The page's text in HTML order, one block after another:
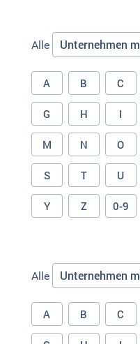
Alle Unternehmen
A B C
G H I
M N O
S T U
Y Z 0-9
Alle Unternehmen
A B C